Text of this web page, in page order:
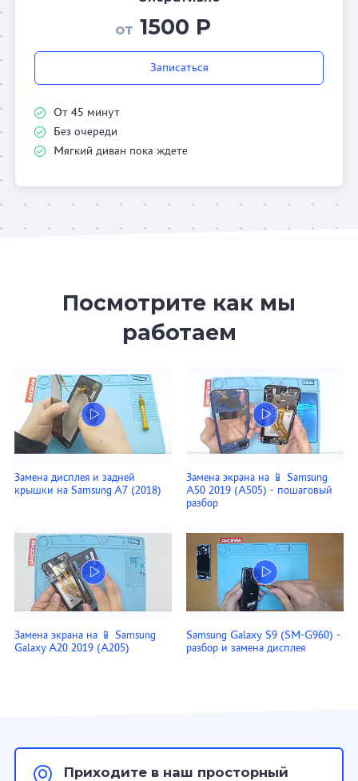
от 1500 Р
Записаться
От 45 минут
Без очереди
Мягкий диван пока ждете
Посмотрите как мы
работаем
Замена дисплея и задней
крышки на Samsung A7 (2018)
Замена экрана на 📱 Samsung
A50 2019 (A505) - пошаговый
разбор
Замена экрана на 📱 Samsung
Galaxy A20 2019 (A205)
Samsung Galaxy S9 (SM-G960) -
разбор и замена дисплея
Приходите в наш просторный